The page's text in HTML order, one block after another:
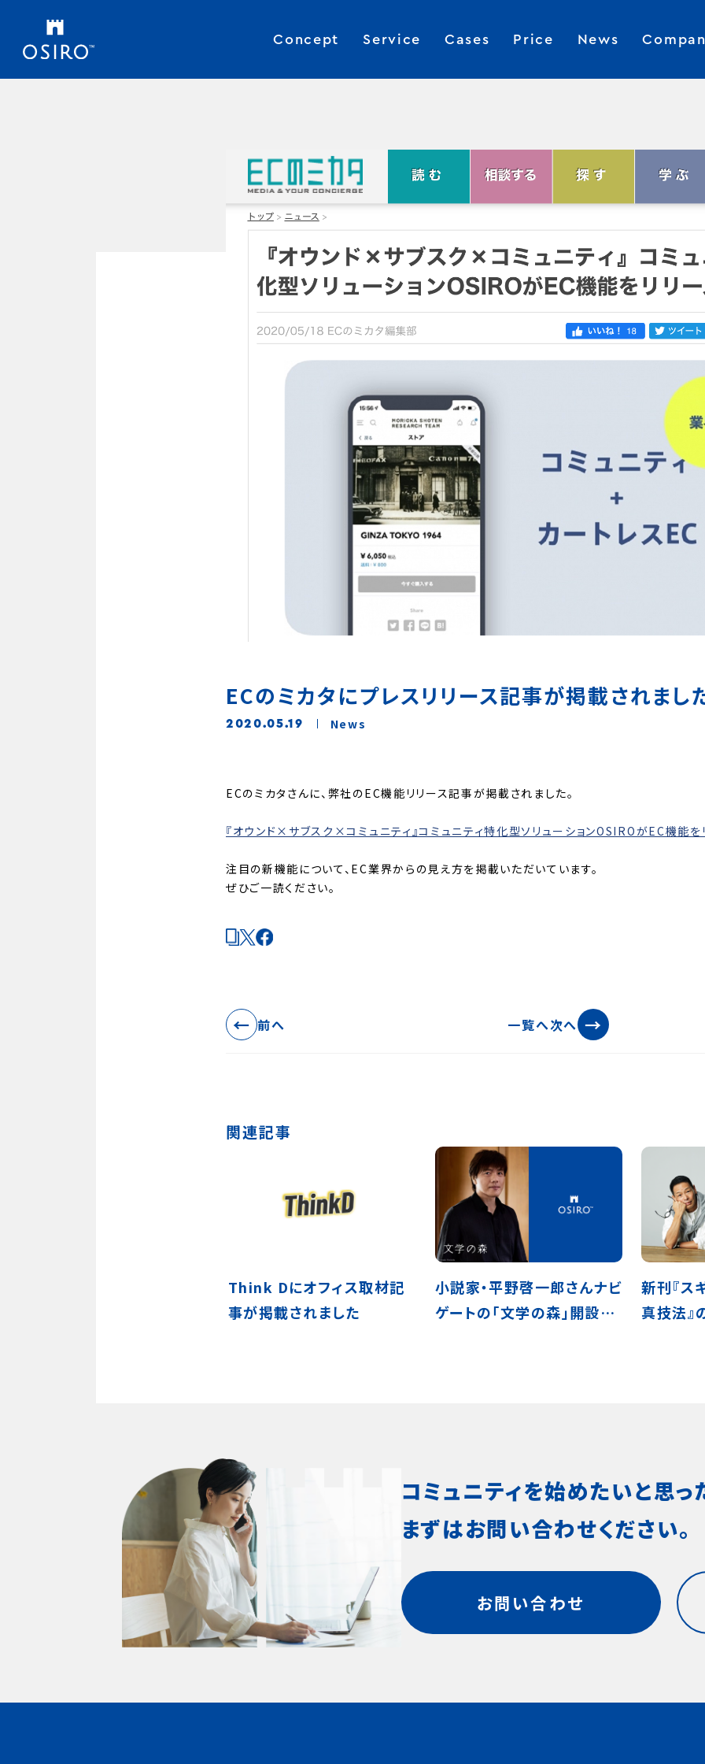
Concept Service Cases Price News
ECのミカタにプレスリリース記事が掲載されまし
2020.05.19 News
ECのミカタさんに、弊社のEC機能リリース記事が掲載されました。
『オウンド×サブスク×コミュニティ』コミュニティ特化型ソリューションOSIROがEC機能を
注目の新機能について、EC業界からの見え方を掲載いただいています。
ぜひご一読ください。
← 前へ 一覧へ次へ →
関連記事
Think Dにオフィス取材記
事が掲載されました
小説家・平野啓一郎さんナビ
ゲートの「文学の森」開設5
新刊『ス
真技法
コミュニティを始めたいと思っ
まずはお問い合わせください。
お問い合わせ